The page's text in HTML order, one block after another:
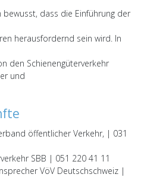
dass die Einführung der
herausfordernd sein wird. In
den Schienengüterverkehr
und
öffentlicher Verkehr, | 031
SBB | 051 220 41 11
VöV Deutschschweiz |